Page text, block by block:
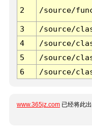
2 /source/
3 /source/
4
/source/
5
/source/
6
/source/
www.365jz.com 已经将此